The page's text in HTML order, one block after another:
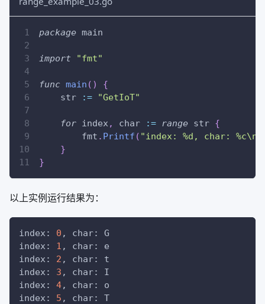
package main
import "fmt"
func main ( )
{
    str
:= "GetIoT"
for index , char := range str {
        fmt
. Printf ( "index: %d, char: %c\n"
}
}
以上实例运行结果为：
index: 0 , char: G
index: 1 , char: e
index: 2 , char: t
index: 3 , char: I
index: 4, char: o
index: 5 , char: T